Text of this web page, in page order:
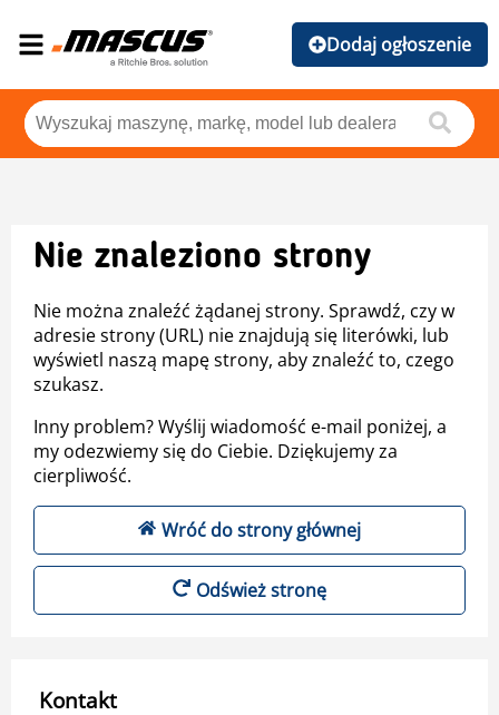
Dodaj ogłoszenie
Nie znaleziono strony
Nie można znaleźć żądanej strony. Sprawdź, czy w
adresie strony (URL) nie znajdują się literówki, lub
wyświetl naszą mapę strony, aby znaleźć to, czego
szukasz.
Inny problem? Wyślij wiadomość e-mail poniżej, a
my odezwiemy się do Ciebie. Dziękujemy za
cierpliwość.
Wróć do strony głównej
Odśwież stronę
Kontakt